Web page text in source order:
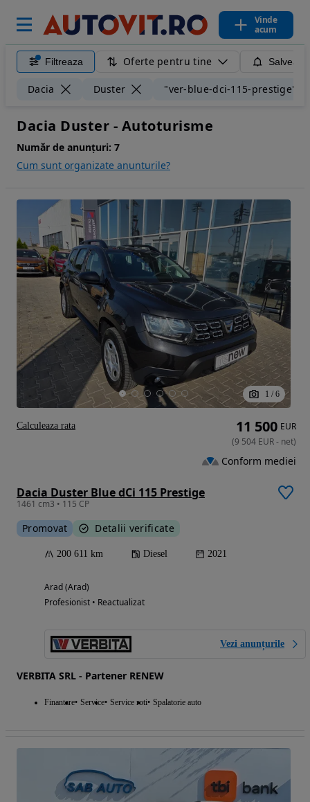
Vinde
acum
Filtreaza Oferte pentru tine
Dacia Duster "ver-blue-dci-115-prestige"
Dacia Duster - Autoturisme
Număr de anunțuri: 7
Cum sunt organizate anunturile?
1 / 6
Dacia Duster Blue dCi 115 Prestige
1461 cm3 • 115 CP
Promovat Detalii verificate
200 611 km Diesel 2021
Arad (Arad)
Profesionist • Reactualizat
Vezi anunțurile
VERBITA SRL - Partener RENEW
Finantare Service Service roti Spalatorie auto
11 500 EUR
(9 504 EUR- net)
Conform mediei
Calculeaza rata